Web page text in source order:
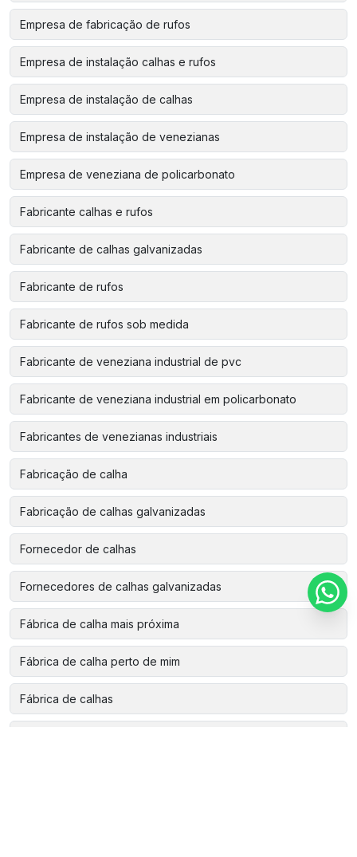
Empresa de fabricação de rufos
Empresa de instalação calhas e rufos
Empresa de instalação de calhas
Empresa de instalação de venezianas
Empresa de veneziana de policarbonato
Fabricante calhas e rufos
Fabricante de calhas galvanizadas
Fabricante de rufos
Fabricante de rufos sob medida
Fabricante de veneziana industrial de pvc
Fabricante de veneziana industrial em policarbonato
Fabricantes de venezianas industriais
Fabricação de calha
Fabricação de calhas galvanizadas
Fornecedor de calhas
Fornecedores de calhas galvanizadas
Fábrica de calha mais próxima
Fábrica de calha perto de mim
Fábrica de calhas